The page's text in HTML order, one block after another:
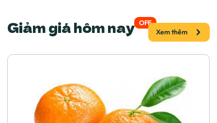
Giảm giá hôm nay OFF
Xem thêm